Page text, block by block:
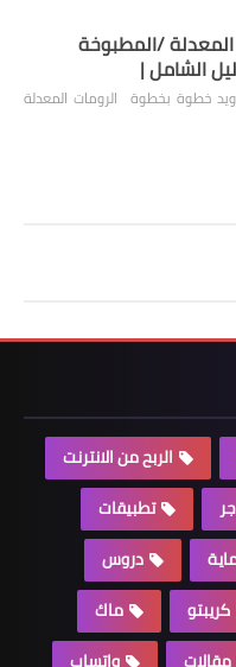
/المطبوخة
الشامل |
خطوة بخطوة الرومات المعدلة
الربح من الانترنت
تطبيقات
دروس
كريبتو
ماك